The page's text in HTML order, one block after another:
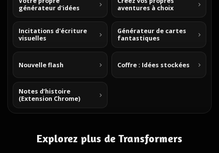
générateur d'idées
aventures à choix
Incitations d'écriture
visuelles
Générateur de cartes
fantastiques
Nouvelle flash Coffre : Idées stockées
Notes d’histoire
(Extension Chrome)
Explorez plus de Transformers